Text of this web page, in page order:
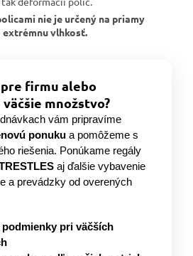
nie je určený na priamy
vlhkosť.
firmu alebo
množstvo?
vám pripravíme
ponuku a pomôžeme s
riešenia. Ponúkame regály
aj ďalšie vybavenie
a prevádzky od overených
pri väčších